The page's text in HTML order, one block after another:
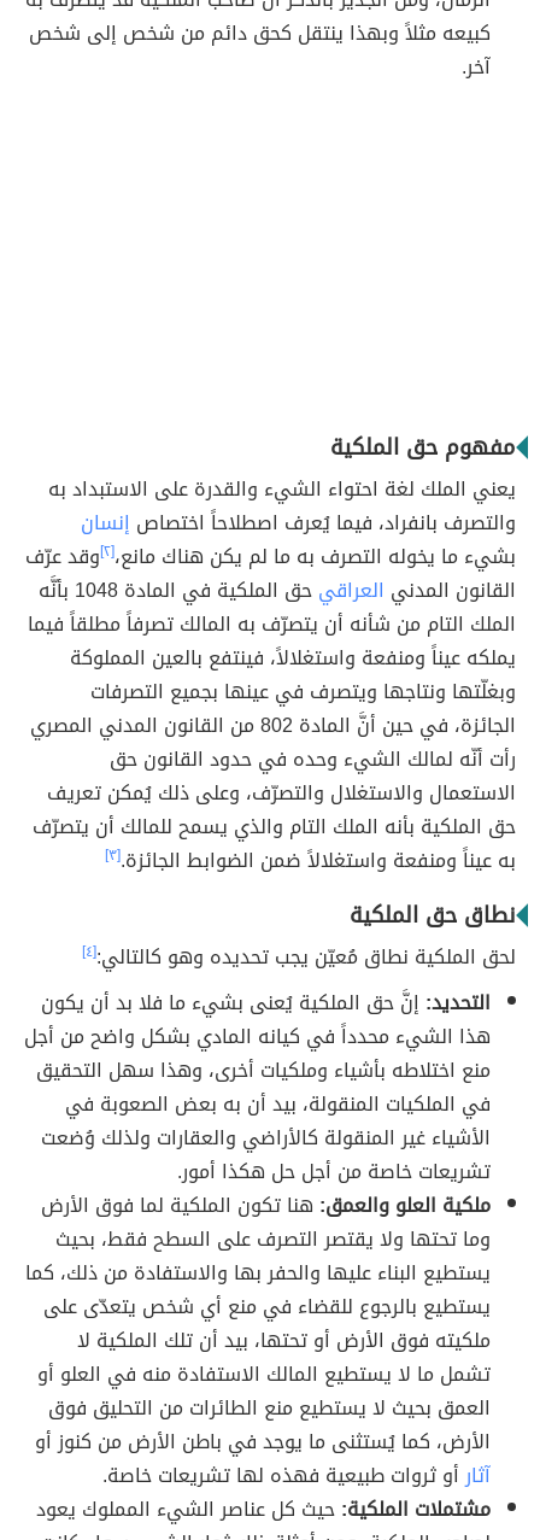
كبيعه مثلاً وبهذا ينتقل كحق دائم من شخص إلى شخص
آخر.
مفهوم حق الملكية
يعني الملك لغة احتواء الشيء والقدرة على الاستبداد به
والتصرف بانفراد، فيما يُعرف اصطلاحاً اختصاص إنسان
بشيء ما يخوله التصرف به ما لم يكن هناك مانع،[٢] وقد عرّف
القانون المدني العراقي
حق الملكية في المادة 1048 بأنَّه
الملك التام من شأنه أن يتصرّف به المالك تصرفاً مطلقاً فيما
يملكه عيناً ومنفعة واستغلالاً، فينتفع بالعين المملوكة
وبغلّتها ونتاجها ويتصرف في عينها بجميع التصرفات
الجائزة، في حين أنَّ المادة 802 من القانون المدني المصري
رأت أنّه لمالك الشيء وحده في حدود القانون حق
الاستعمال والاستغلال والتصرّف، وعلى ذلك يُمكن تعريف
حق الملكية بأنه الملك التام والذي يسمح للمالك أن يتصرّف
به عيناً ومنفعة واستغلالاً ضمن الضوابط الجائزة.[٣]
نطاق حق الملكية
لحق الملكية نطاق مُعيّن يجب تحديده وهو كالتالي:[٤]
التحديد: إنَّ حق الملكية يُعنى بشيء ما فلا بد أن يكون
هذا الشيء محدداً في كيانه المادي بشكل واضح من أجل
منع اختلاطه بأشياء وملكيات أخرى، وهذا سهل التحقيق
في الملكيات المنقولة، بيد أن به بعض الصعوبة في
الأشياء غير المنقولة كالأراضي والعقارات ولذلك وُضعت
تشريعات خاصة من أجل حل هكذا أمور.
ملكية العلو والعمق: هنا تكون الملكية لما فوق الأرض
وما تحتها ولا يقتصر التصرف على السطح فقط، بحيث
يستطيع البناء عليها والحفر بها والاستفادة من ذلك، كما
يستطيع بالرجوع للقضاء في منع أي شخص يتعدّى على
ملكيته فوق الأرض أو تحتها، بيد أن تلك الملكية لا
تشمل ما لا يستطيع المالك الاستفادة منه في العلو أو
العمق بحيث لا يستطيع منع الطائرات من التحليق فوق
الأرض، كما يُستثنى ما يوجد في باطن الأرض من كنوز أو
آثارأو ثروات طبيعية فهذه لها تشريعات خاصة.
مشتملات الملكية:حيث كل عناصر الشيء المملوك يعود